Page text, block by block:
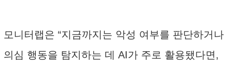
모니터랩은 “지금까지는 악성 여부를 판단하거나
의심 행동을 탐지하는 데 AI가 주로 활용됐다면,